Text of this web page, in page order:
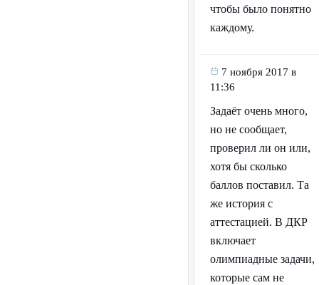
чтобы было понятно
каждому.
7 ноября 2017 в
11:36
Задаёт очень много,
но не сообщает,
проверил ли он или,
хотя бы сколько
баллов поставил. Та
же история с
аттестацией. В ДКР
включает
олимпиадные задачи,
которые сам не